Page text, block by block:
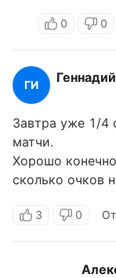
0 0
ГИ
Завтра уже 1/4
матчи.
Хорошо
сколько очков
3 0